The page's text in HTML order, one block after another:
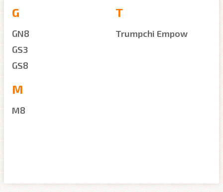
G
GN8
GS3
GS8
M
M8
T
Trumpchi Empow